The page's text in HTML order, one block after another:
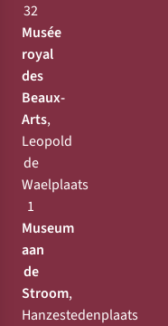
32
Musée
royal
des
Beaux-
Arts,
Leopold
de
Waelplaats
1
Museum
aan
de
Stroom,
Hanzestedenplaats